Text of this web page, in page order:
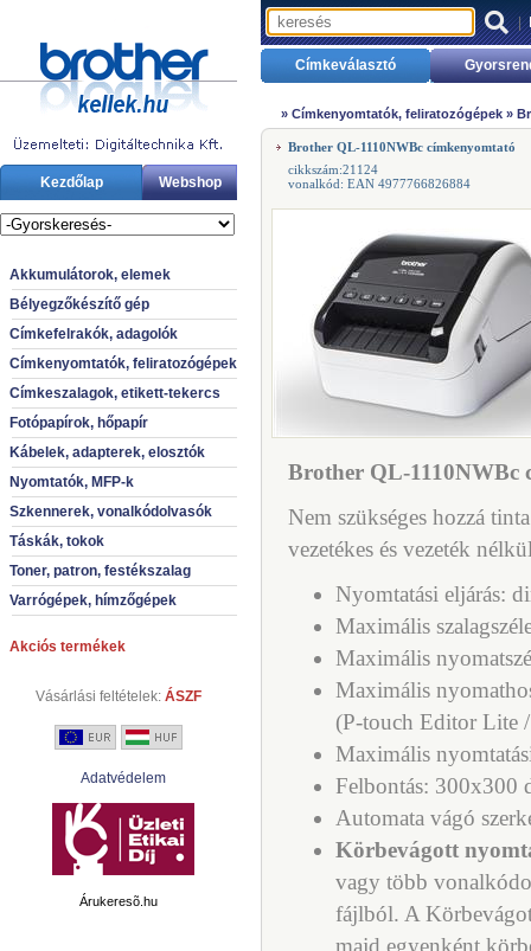
Kezdőlap Webshop
Akkumulátorok, elemek
Bélyegzőkészítő gép
Címkefelrakók, adagolók
Címkenyomtatók, feliratozógépek
Címkeszalagok, etikett-tekercs
Fotópapírok, hőpapír
Kábelek, adapterek, elosztók
Nyomtatók, MFP-k
Szkennerek, vonalkódolvasók
Táskák, tokok
Toner, patron, festékszalag
Varrógépek, hímzőgépek
Akciós termékek
Vásárlási feltételek: ÁSZF
Adatvédelem
Árukeresõ.hu
|
Címkeválasztó
» Címkenyomtatók, feliratozógépek »
Brother QL-1110NWBc címkenyomtató
cikkszám:21124
vonalkód: EAN 4977766826884
Brother QL-1110NWBc
Nem szükséges hozzá
vezetékes és vezeték
Nyomtatási eljárás:
Maximális
Maximális
Maximális
(P-touch Editor Lite
Maximális
Felbontás: 300x300
Automata vágó
Körbevágott
vagy több
fájlból. A
majd egyenként